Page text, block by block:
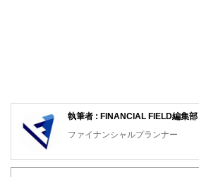
執筆者 : FINANCIAL FIELD編集
ファイナンシャルプランナー
FinancialField編集部は、金融、